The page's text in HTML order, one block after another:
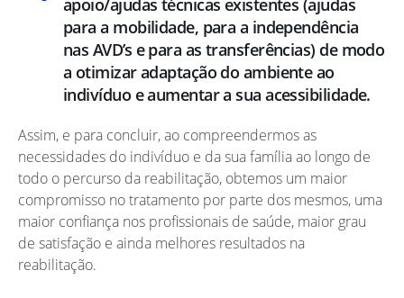
apoio/ajudas técnicas existentes (ajudas
para a mobilidade, para a independência
nas AVD’s e para as transferências) de modo
a otimizar adaptação do ambiente ao
indivíduo e aumentar a sua acessibilidade.
Assim, e para concluir, ao compreendermos as
necessidades do indivíduo e da sua família ao longo de
todo o percurso da reabilitação, obtemos um maior
compromisso no tratamento por parte dos mesmos, uma
maior confiança nos profissionais de saúde, maior grau
de satisfação e ainda melhores resultados na
reabilitação.